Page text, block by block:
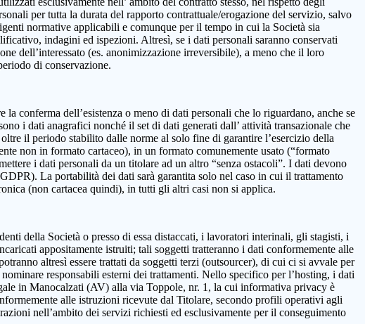
per tutta la durata del rapporto contrattuale/erogazione del servizio, salvo
normative applicabili e comunque per il tempo in cui la Società sia
indagini ed ispezioni. Altresì, se i dati personali saranno conservati
dell’interessato (es. anonimizzazione irreversibile), a meno che il loro
di conservazione.
conferma dell’esistenza o meno di dati personali che lo riguardano, anche se
i dati anagrafici nonché il set di dati generati dall’ attività transazionale che
il periodo stabilito dalle norme al solo fine di garantire l’esercizio della
non in formato cartaceo), in un formato comunemente usato (“formato
i dati personali da un titolare ad un altro “senza ostacoli”. I dati devono
La portabilità dei dati sarà garantita solo nel caso in cui il trattamento
(non cartacea quindi), in tutti gli altri casi non si applica.
della Società o presso di essa distaccati, i lavoratori interinali, gli stagisti, i
appositamente istruiti; tali soggetti tratteranno i dati conformemente alle
altresì essere trattati da soggetti terzi (outsourcer), di cui ci si avvale per
responsabili esterni dei trattamenti. Nello specifico per l’hosting, i dati
in Manocalzati (AV) alla via Toppole, nr. 1, la cui informativa privacy è
alle istruzioni ricevute dal Titolare, secondo profili operativi agli
nell’ambito dei servizi richiesti ed esclusivamente per il conseguimento